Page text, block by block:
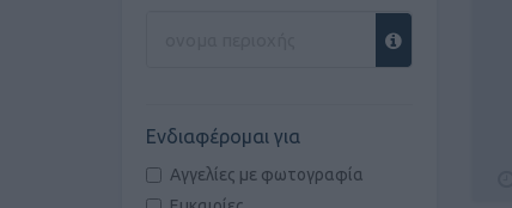
Ενδιαφέρομαι για
Αγγελίες με φωτογραφία